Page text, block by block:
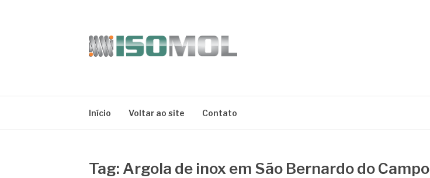
Início Voltar ao site Contato
Tag: Argola de inox em São Bernardo do Campo